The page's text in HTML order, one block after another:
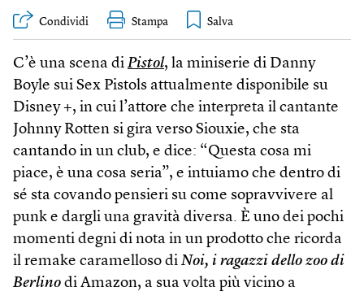
Condividi Stampa
C’è una scena di Pistol, la miniserie di Danny
Boyle sui Sex Pistols attualmente disponibile su
Disney +, in cui l’attore che interpreta il cantante
Johnny Rotten si gira verso Siouxie, che sta
cantando in un club, e dice: “Questa cosa mi
piace, è una cosa seria”, e intuiamo che dentro di
sé sta covando pensieri su come sopravvivere al
punk e dargli una gravità diversa. È uno dei pochi
momenti degni di nota in un prodotto che ricorda
il remake caramelloso di Noi, i ragazzi dello zoo di
Berlino di Amazon, a sua volta più vicino a